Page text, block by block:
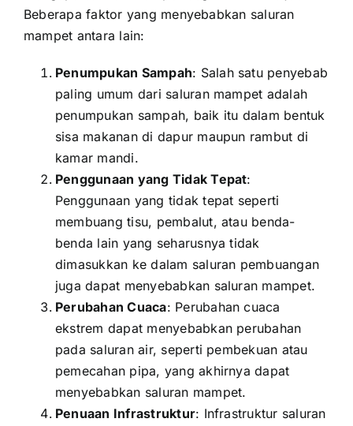
Beberapa faktor yang menyebabkan saluran
mampet antara lain:
Penumpukan Sampah: Salah satu penyebab
paling umum dari saluran mampet adalah
penumpukan sampah, baik itu dalam bentuk
sisa makanan di dapur maupun rambut di
kamar mandi.
Penggunaan yang Tidak Tepat:
Penggunaan yang tidak tepat seperti
membuang tisu, pembalut, atau benda-
benda lain yang seharusnya tidak
dimasukkan ke dalam saluran pembuangan
juga dapat menyebabkan saluran mampet.
Perubahan Cuaca: Perubahan cuaca
ekstrem dapat menyebabkan perubahan
pada saluran air, seperti pembekuan atau
pemecahan pipa, yang akhirnya dapat
menyebabkan saluran mampet.
Penuaan Infrastruktur: Infrastruktur saluran